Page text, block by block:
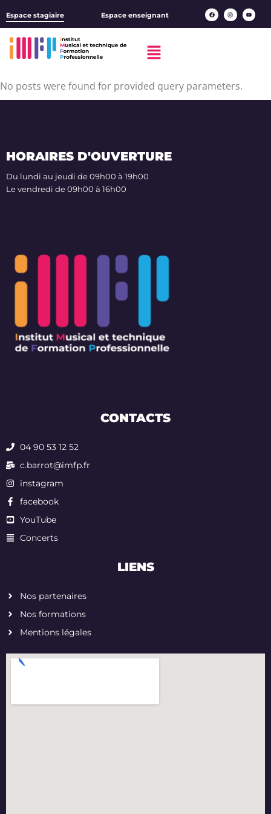
Espace stagiaire Espace enseignant
No posts were found for provided query parameters.
HORAIRES D'OUVERTURE
Du lundi au jeudi de 09h00 à 19h00
Le vendredi de 09h00 à 16h00
CONTACTS
04 90 53 12 52
c.barrot@imfp.fr
instagram
facebook
YouTube
Concerts
LIENS
Nos partenaires
Nos formations
Mentions légales